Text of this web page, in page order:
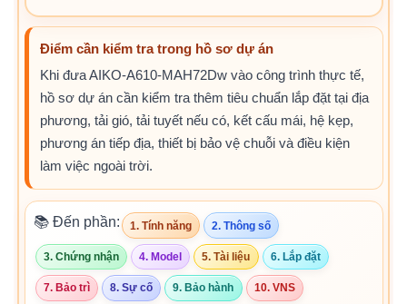
Điểm cần kiểm tra trong hồ sơ dự án
Khi đưa AIKO-A610-MAH72Dw vào công trình thực tế,
hồ sơ dự án cần kiểm tra thêm tiêu chuẩn lắp đặt tại địa
phương, tải gió, tải tuyết nếu có, kết cấu mái, hệ kẹp,
phương án tiếp địa, thiết bị bảo vệ chuỗi và điều kiện
làm việc ngoài trời.
📚 Đến phần: 1. Tính năng 2. Thông số
3. Chứng nhận 4. Model 5. Tài liệu 6. Lắp đặt
7. Bảo trì 8. Sự cố 9. Bảo hành 10. VNS